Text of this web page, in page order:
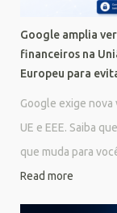
Google amplia
financeiros na
Europeu para
Google exige
UE e EEE. Saiba
que muda para
Read more